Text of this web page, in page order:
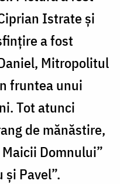
Istrate şi
a fost
Mitropolitul
fruntea unui
Tot atunci
de mănăstire,
Domnului”
Pavel”.